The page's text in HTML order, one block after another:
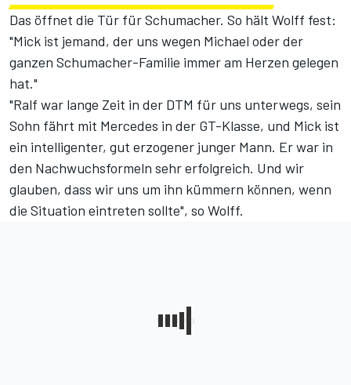
Das öffnet die Tür für Schumacher. So hält Wolff fest:
"Mick ist jemand, der uns wegen Michael oder der
ganzen Schumacher-Familie immer am Herzen gelegen
hat."
"Ralf war lange Zeit in der DTM für uns unterwegs, sein
Sohn fährt mit Mercedes in der GT-Klasse, und Mick ist
ein intelligenter, gut erzogener junger Mann. Er war in
den Nachwuchsformeln sehr erfolgreich. Und wir
glauben, dass wir uns um ihn kümmern können, wenn
die Situation eintreten sollte", so Wolff.